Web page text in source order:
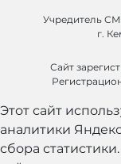
Учредитель
г.
Сайт
Этот сайт
аналитики
сбора